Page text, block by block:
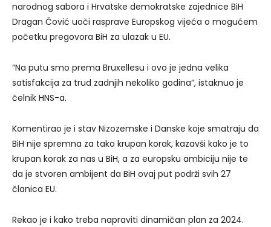
narodnog sabora i Hrvatske demokratske zajednice BiH
Dragan Čović uoči rasprave Europskog vijeća o mogućem
početku pregovora BiH za ulazak u EU.
“Na putu smo prema Bruxellesu i ovo je jedna velika
satisfakcija za trud zadnjih nekoliko godina”, istaknuo je
čelnik HNS-a.
Komentirao je i stav Nizozemske i Danske koje smatraju da
BiH nije spremna za tako krupan korak, kazavši kako je to
krupan korak za nas u BiH, a za europsku ambiciju nije te
da je stvoren ambijent da BiH ovaj put podrži svih 27
članica EU.
Rekao je i kako treba napraviti dinamičan plan za 2024.